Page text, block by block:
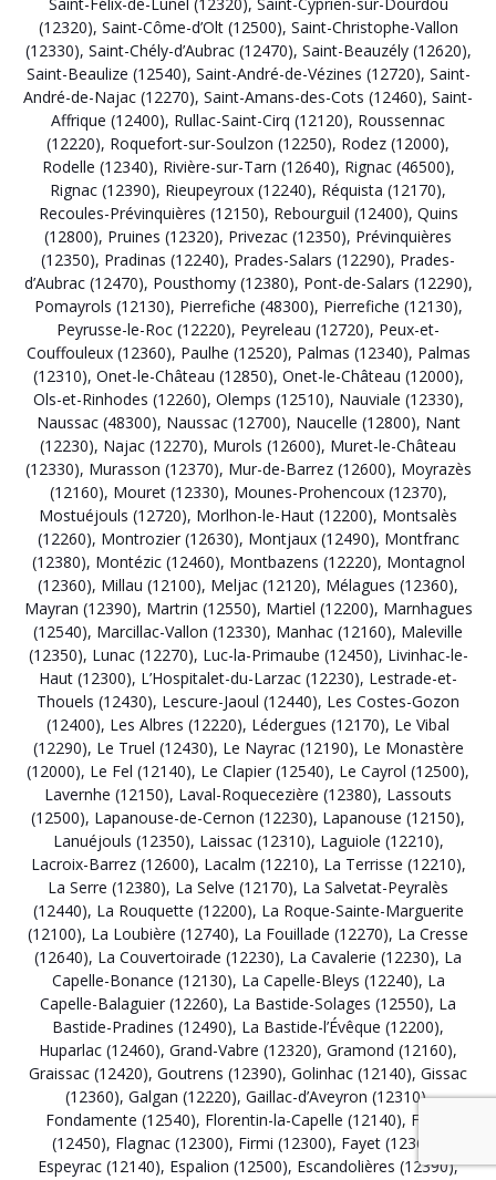
Saint-Félix-de-Lunel (12320), Saint-Cyprien-sur-Dourdou
(12320), Saint-Côme-d’Olt (12500), Saint-Christophe-Vallon
(12330), Saint-Chély-d’Aubrac (12470), Saint-Beauzély (12620),
Saint-Beaulize (12540), Saint-André-de-Vézines (12720), Saint-
André-de-Najac (12270), Saint-Amans-des-Cots (12460), Saint-
Affrique (12400), Rullac-Saint-Cirq (12120), Roussennac
(12220), Roquefort-sur-Soulzon (12250), Rodez (12000),
Rodelle (12340), Rivière-sur-Tarn (12640), Rignac (46500),
Rignac (12390), Rieupeyroux (12240), Réquista (12170),
Recoules-Prévinquières (12150), Rebourguil (12400), Quins
(12800), Pruines (12320), Privezac (12350), Prévinquières
(12350), Pradinas (12240), Prades-Salars (12290), Prades-
d’Aubrac (12470), Pousthomy (12380), Pont-de-Salars (12290),
Pomayrols (12130), Pierrefiche (48300), Pierrefiche (12130),
Peyrusse-le-Roc (12220), Peyreleau (12720), Peux-et-
Couffouleux (12360), Paulhe (12520), Palmas (12340), Palmas
(12310), Onet-le-Château (12850), Onet-le-Château (12000),
Ols-et-Rinhodes (12260), Olemps (12510), Nauviale (12330),
Naussac (48300), Naussac (12700), Naucelle (12800), Nant
(12230), Najac (12270), Murols (12600), Muret-le-Château
(12330), Murasson (12370), Mur-de-Barrez (12600), Moyrazès
(12160), Mouret (12330), Mounes-Prohencoux (12370),
Mostuéjouls (12720), Morlhon-le-Haut (12200), Montsalès
(12260), Montrozier (12630), Montjaux (12490), Montfranc
(12380), Montézic (12460), Montbazens (12220), Montagnol
(12360), Millau (12100), Meljac (12120), Mélagues (12360),
Mayran (12390), Martrin (12550), Martiel (12200), Marnhagues
(12540), Marcillac-Vallon (12330), Manhac (12160), Maleville
(12350), Lunac (12270), Luc-la-Primaube (12450), Livinhac-le-
Haut (12300), L’Hospitalet-du-Larzac (12230), Lestrade-et-
Thouels (12430), Lescure-Jaoul (12440), Les Costes-Gozon
(12400), Les Albres (12220), Lédergues (12170), Le Vibal
(12290), Le Truel (12430), Le Nayrac (12190), Le Monastère
(12000), Le Fel (12140), Le Clapier (12540), Le Cayrol (12500),
Lavernhe (12150), Laval-Roquecezière (12380), Lassouts
(12500), Lapanouse-de-Cernon (12230), Lapanouse (12150),
Lanuéjouls (12350), Laissac (12310), Laguiole (12210),
Lacroix-Barrez (12600), Lacalm (12210), La Terrisse (12210),
La Serre (12380), La Selve (12170), La Salvetat-Peyralès
(12440), La Rouquette (12200), La Roque-Sainte-Marguerite
(12100), La Loubière (12740), La Fouillade (12270), La Cresse
(12640), La Couvertoirade (12230), La Cavalerie (12230), La
Capelle-Bonance (12130), La Capelle-Bleys (12240), La
Capelle-Balaguier (12260), La Bastide-Solages (12550), La
Bastide-Pradines (12490), La Bastide-l’Évêque (12200),
Huparlac (12460), Grand-Vabre (12320), Gramond (12160),
Graissac (12420), Goutrens (12390), Golinhac (12140), Gissac
(12360), Galgan (12220), Gaillac-d’Aveyron (12310),
Fondamente (12540), Florentin-la-Capelle (12140), Flavin
(12450), Flagnac (12300), Firmi (12300), Fayet (12360)
Espeyrac (12140), Espalion (12500), Escandolières (12390),